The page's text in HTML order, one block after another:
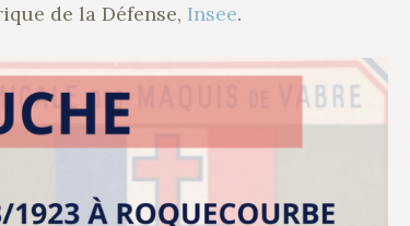
de la Défense, Insee.